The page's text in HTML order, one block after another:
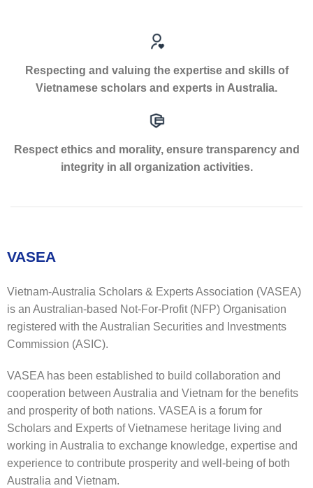
Respecting and valuing the expertise and skills of
Vietnamese scholars and experts in Australia.
Respect ethics and morality, ensure transparency and
integrity in all organization activities.
VASEA
Vietnam-Australia Scholars & Experts Association (VASEA)
is an Australian-based Not-For-Profit (NFP) Organisation
registered with the Australian Securities and Investments
Commission (ASIC).
VASEA has been established to build collaboration and
cooperation between Australia and Vietnam for the benefits
and prosperity of both nations. VASEA is a forum for
Scholars and Experts of Vietnamese heritage living and
working in Australia to exchange knowledge, expertise and
experience to contribute prosperity and well-being of both
Australia and Vietnam.